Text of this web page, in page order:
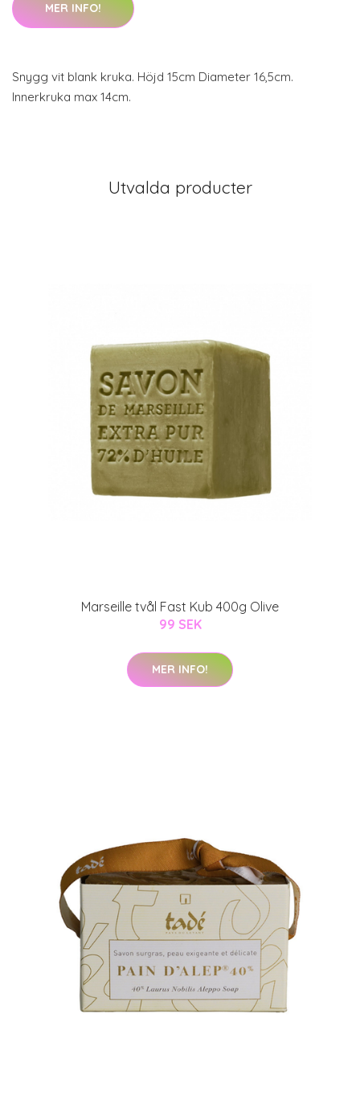
MER INFO!
Snygg vit blank kruka. Höjd 15cm Diameter 16,5cm.
Innerkruka max 14cm.
Utvalda producter
Marseille tvål Fast Kub 400g Olive
99 SEK
MER INFO!